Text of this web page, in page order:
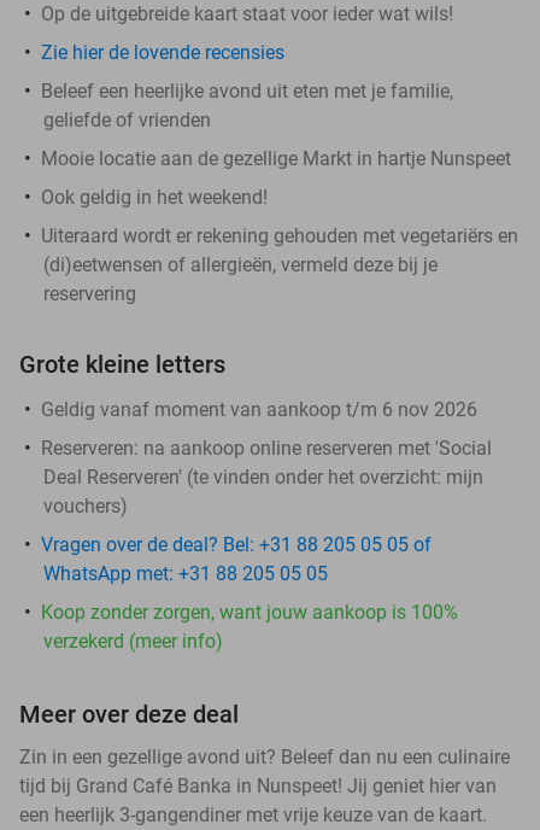
Op de uitgebreide kaart staat voor ieder wat wils!
Zie hier de lovende recensies
Beleef een heerlijke avond uit eten met je familie,
geliefde of vrienden
Mooie locatie aan de gezellige Markt in hartje Nunspeet
Ook geldig in het weekend!
Uiteraard wordt er rekening gehouden met vegetariërs en
(di)eetwensen of allergieën, vermeld deze bij je
reservering
Grote kleine letters
Geldig vanaf moment van aankoop t/m 6 nov 2026
Reserveren: na aankoop online reserveren met 'Social
Deal Reserveren' (te vinden onder het overzicht: mijn
vouchers)
Vragen over de deal? Bel: +31 88 205 05 05 of
WhatsApp met: +31 88 205 05 05
Koop zonder zorgen, want jouw aankoop is 100%
verzekerd (meer info)
Meer over deze deal
Zin in een gezellige avond uit? Beleef dan nu een culinaire
tijd bij Grand Café Banka in Nunspeet! Jij geniet hier van
een heerlijk 3-gangendiner met vrije keuze van de kaart.